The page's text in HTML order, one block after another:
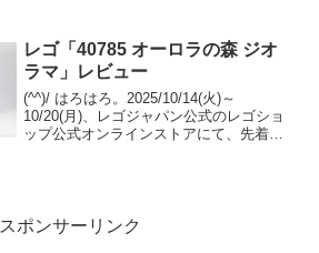
ィギャー」）実物を見たくって近くの
ク...
レゴ「40785 オーロラの森 ジオ
ラマ」レビュー
(^^)/ はろはろ。2025/10/14(火)～
10/20(月)、レゴジャパン公式のレゴショ
ップ公式オンラインストアにて、先着で
スポンサーリンク